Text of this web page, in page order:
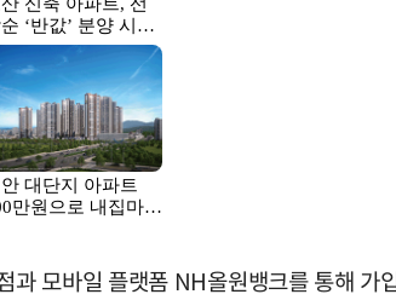
모바일 플랫폼 NH올원뱅크를 통해 가